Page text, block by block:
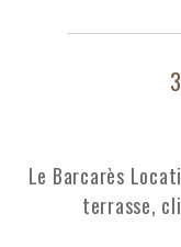
Le Barcarès
terrasse,